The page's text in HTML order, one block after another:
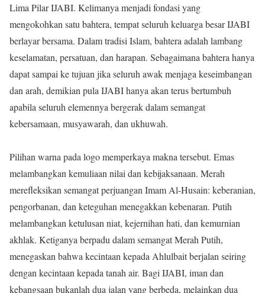
Lima Pilar IJABI. Kelimanya menjadi fondasi yang
mengokohkan satu bahtera, tempat seluruh keluarga besar IJABI
berlayar bersama. Dalam tradisi Islam, bahtera adalah lambang
keselamatan, persatuan, dan harapan. Sebagaimana bahtera hanya
dapat sampai ke tujuan jika seluruh awak menjaga keseimbangan
dan arah, demikian pula IJABI hanya akan terus bertumbuh
apabila seluruh elemennya bergerak dalam semangat
kebersamaan, musyawarah, dan ukhuwah.
Pilihan warna pada logo memperkaya makna tersebut. Emas
melambangkan kemuliaan nilai dan kebijaksanaan. Merah
merefleksikan semangat perjuangan Imam Al-Husain: keberanian,
pengorbanan, dan keteguhan menegakkan kebenaran. Putih
melambangkan ketulusan niat, kejernihan hati, dan kemurnian
akhlak. Ketiganya berpadu dalam semangat Merah Putih,
menegaskan bahwa kecintaan kepada Ahlulbait berjalan seiring
dengan kecintaan kepada tanah air. Bagi IJABI, iman dan
kebangsaan bukanlah dua jalan yang berbeda, melainkan dua